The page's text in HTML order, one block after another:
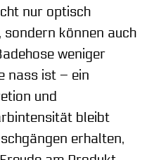
nur optisch
sondern können auch
weniger
nass ist – ein
und
bleibt
erhalten,